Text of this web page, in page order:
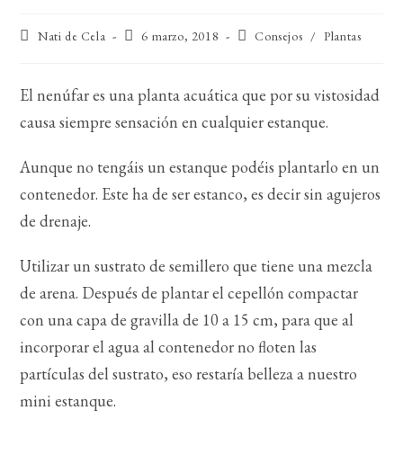
Autor
entrada:
Nati de Cela
Publicación
entrada:
6 marzo, 2018
Categoría
Consejos / Plantas
El nenúfar es una planta acuática que por su vistosidad
causa siempre sensación en cualquier estanque.
Aunque no tengáis un estanque podéis plantarlo en un
contenedor. Este ha de ser estanco, es decir sin agujeros
de drenaje.
Utilizar un sustrato de semillero que tiene una mezcla
de arena. Después de plantar el cepellón compactar
con una capa de gravilla de 10 a 15 cm, para que al
incorporar el agua al contenedor no floten las
partículas del sustrato, eso restaría belleza a nuestro
mini estanque.